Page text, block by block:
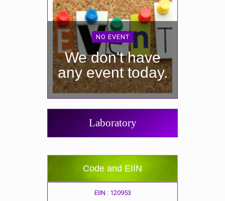
NO EVENT
We don't have
any event today.
Laboratory
Code and EIIN
EIIN : 120953